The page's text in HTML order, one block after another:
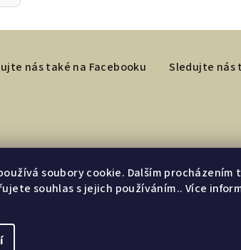
soubory cookie. Dalším procházením
souhlas s jejich používáním.. Více
nás také na Facebooku Sledujte nás